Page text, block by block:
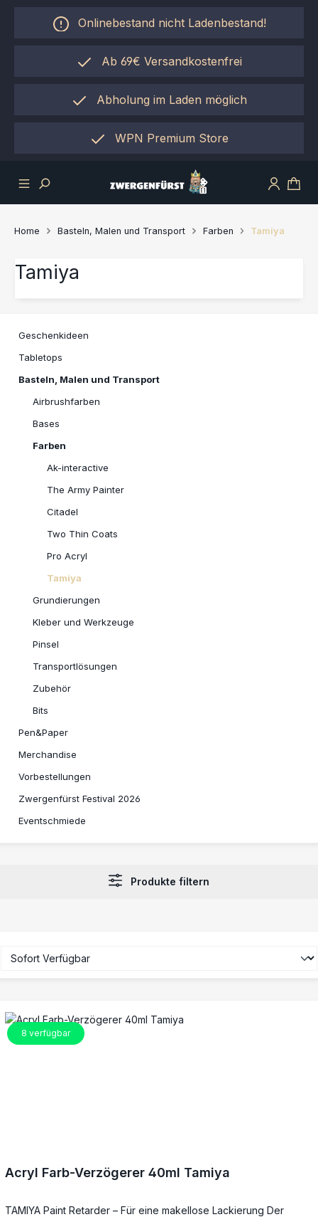
Zum Hauptinhalt springen
Onlinebestand nicht Ladenbestand!
Ab 69€ Versandkostenfrei
Abholung im Laden möglich
einfach per "Click&Collect"
WPN Premium Store
Home Basteln, Malen und Transport Farben Tamiya
Tamiya
Geschenkideen
Tabletops
Basteln, Malen und Transport
Airbrushfarben
Bases
Farben
Ak-interactive
The Army Painter
Citadel
Two Thin Coats
Pro Acryl
Tamiya
Grundierungen
Kleber und Werkzeuge
Pinsel
Transportlösungen
Zubehör
Bits
Pen&Paper
Merchandise
Vorbestellungen
Zwergenfürst Festival 2026
Eventschmiede
Produkte filtern
8 verfügbar
Acryl Farb-Verzögerer 40ml Tamiya
TAMIYA Paint Retarder – Für eine makellose Lackierung Der